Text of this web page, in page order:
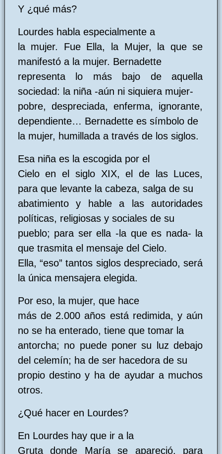
Y ¿qué más?
Lourdes habla especialmente a
la mujer. Fue Ella, la Mujer, la que se
manifestó a la mujer. Bernadette
representa lo más bajo de aquella
sociedad: la niña -aún ni siquiera mujer-
pobre, despreciada, enferma, ignorante,
dependiente… Bernadette es símbolo de
la mujer, humillada a través de los siglos.
Esa niña es la escogida por el
Cielo en el siglo XIX, el de las Luces,
para que levante la cabeza, salga de su
abatimiento y hable a las autoridades
políticas, religiosas y sociales de su
pueblo; para ser ella -la que es nada- la
que trasmita el mensaje del Cielo.
Ella, “eso” tantos siglos despreciado, será
la única mensajera elegida.
Por eso, la mujer, que hace
más de 2.000 años está redimida, y aún
no se ha enterado, tiene que tomar la
antorcha; no puede poner su luz debajo
del celemín; ha de ser hacedora de su
propio destino y ha de ayudar a muchos
otros.
¿Qué hacer en Lourdes?
En Lourdes hay que ir a la
Gruta donde María se apareció, para